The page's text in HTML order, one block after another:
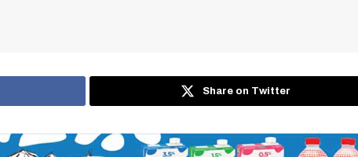
Share on Twitter